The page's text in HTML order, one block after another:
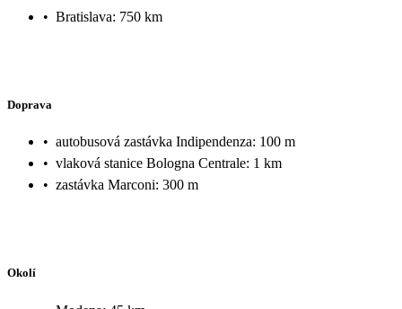
• Bratislava: 750 km
Doprava
• autobusová zastávka Indipendenza: 100 m
• vlaková stanice Bologna Centrale: 1 km
• zastávka Marconi: 300 m
Okolí